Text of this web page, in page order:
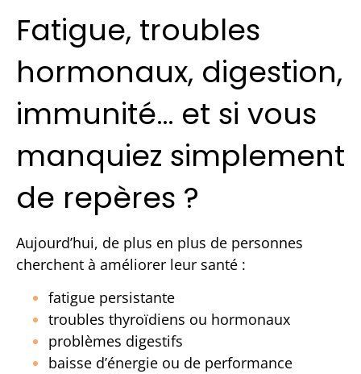
Fatigue, troubles
hormonaux, digestion,
immunité… et si vous
manquiez simplement
de repères ?
Aujourd’hui, de plus en plus de personnes
cherchent à améliorer leur santé :
fatigue persistante
troubles thyroïdiens ou hormonaux
problèmes digestifs
baisse d’énergie ou de performance